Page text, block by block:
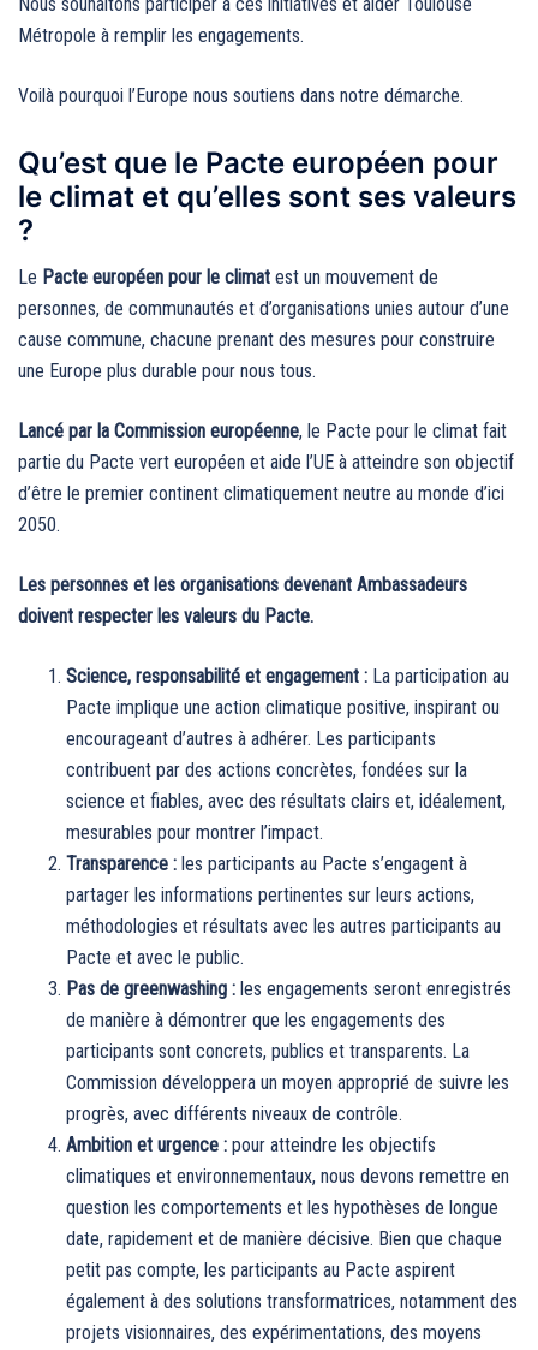
Métropole à remplir les engagements.
Voilà pourquoi l’Europe nous soutiens dans notre démarche.
Qu’est que le Pacte européen pour
le climat et qu’elles sont ses valeurs
?
Le Pacte européen pour le climat est un mouvement de
personnes, de communautés et d’organisations unies autour d’une
cause commune, chacune prenant des mesures pour construire
une Europe plus durable pour nous tous.
Lancé par la Commission européenne, le Pacte pour le climat fait
partie du Pacte vert européen et aide l’UE à atteindre son objectif
d’être le premier continent climatiquement neutre au monde d’ici
2050.
Les personnes et les organisations devenant Ambassadeurs
doivent respecter les valeurs du Pacte.
Science, responsabilité et engagement : La participation au
Pacte implique une action climatique positive, inspirant ou
encourageant d’autres à adhérer. Les participants
contribuent par des actions concrètes, fondées sur la
science et fiables, avec des résultats clairs et, idéalement,
mesurables pour montrer l’impact.
Transparence : les participants au Pacte s’engagent à
partager les informations pertinentes sur leurs actions,
méthodologies et résultats avec les autres participants au
Pacte et avec le public.
Pas de greenwashing : les engagements seront enregistrés
de manière à démontrer que les engagements des
participants sont concrets, publics et transparents. La
Commission développera un moyen approprié de suivre les
progrès, avec différents niveaux de contrôle.
Ambition et urgence : pour atteindre les objectifs
climatiques et environnementaux, nous devons remettre en
question les comportements et les hypothèses de longue
date, rapidement et de manière décisive. Bien que chaque
petit pas compte, les participants au Pacte aspirent
également à des solutions transformatrices, notamment des
projets visionnaires, des expérimentations, des moyens